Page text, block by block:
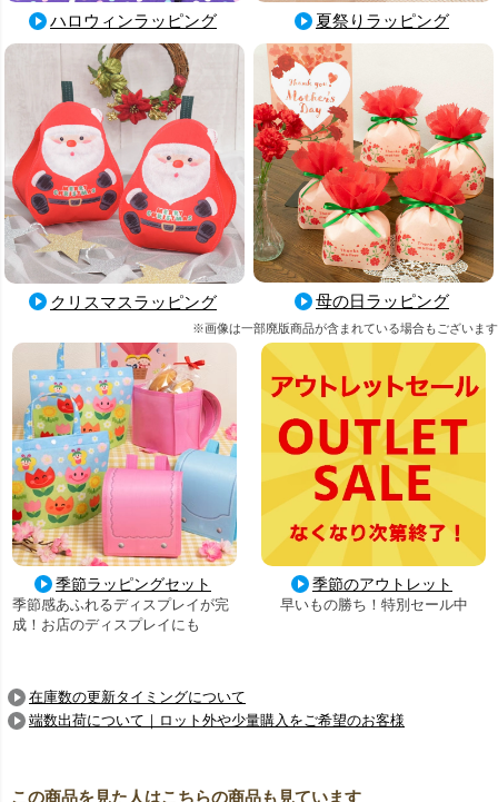
ハロウィンラッピング 夏祭りラッピング
クリスマスラッピング 母の日ラッピング
※画像は一部廃版商品が含まれている場合もございます
季節ラッピングセット
季節感あふれるディスプレイが完
成！お店のディスプレイにも
季節のアウトレット
早いもの勝ち！特別セール中
在庫数の更新タイミングについて
端数出荷について｜ロット外や少量購入をご希望のお客様
この商品を見た人はこちらの商品も見ています